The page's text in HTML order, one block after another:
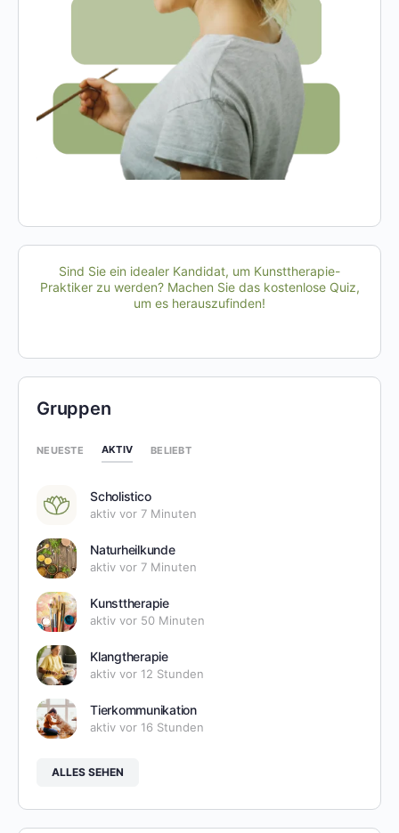
Sind Sie ein idealer Kandidat, um Kunsttherapie-
Praktiker zu werden? Machen Sie das kostenlose Quiz,
um es herauszufinden!
Gruppen
NEUESTE AKTIV BELIEBT
Scholistico
aktiv vor 7 Minuten
Naturheilkunde
aktiv vor 7 Minuten
Kunsttherapie
aktiv vor 50 Minuten
Klangtherapie
aktiv vor 12 Stunden
Tierkommunikation
aktiv vor 16 Stunden
ALLES SEHEN